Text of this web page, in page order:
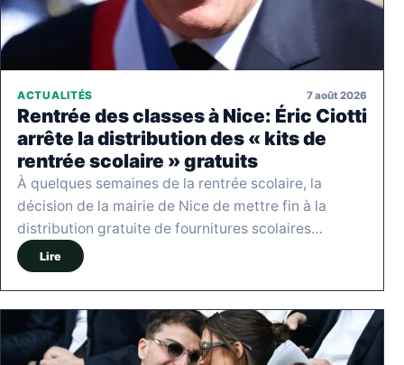
ACTUALITÉS 7 août 2026
Rentrée des classes à Nice: Éric Ciotti
arrête la distribution des « kits de
rentrée scolaire » gratuits
À quelques semaines de la rentrée scolaire, la
décision de la mairie de Nice de mettre fin à la
distribution gratuite de fournitures scolaires…
Lire